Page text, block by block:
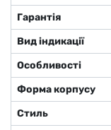
Гарантія
Вид індикації
Особливості
Форма корпусу
Стиль